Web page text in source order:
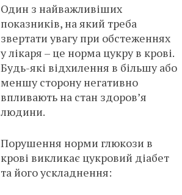
Один з найважливіших
показників, на який треба
звертати увагу при обстеженнях
у лікаря – це норма цукру в крові.
Будь-які відхилення в більшу або
меншу сторону негативно
впливають на стан здоров’я
людини.
Порушення норми глюкози в
крові викликає цукровий діабет
та його ускладнення: